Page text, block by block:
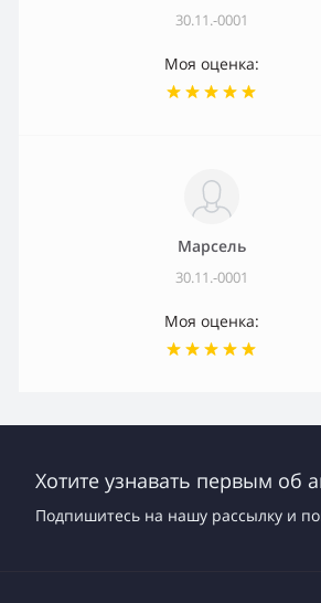
30.11.-0001
Моя оценка:
Марсель
30.11.-0001
Моя оценка:
Хотите узнавать первым об
Подпишитесь на нашу рассылку и